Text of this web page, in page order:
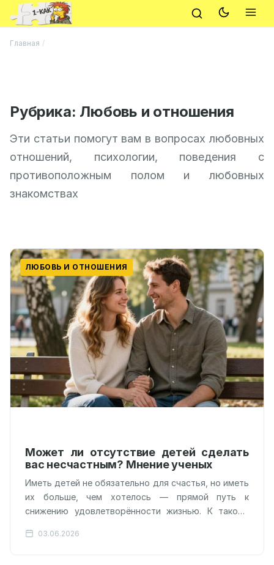
Главная /
Рубрика: Любовь и отношения
Эти статьи помогут вам в вопросах любовных
отношений, психологии, поведения с
противоположным полом и любовных
знакомствах
ЛЮБОВЬ И ОТНОШЕНИЯ
Может ли отсутствие детей сделать
вас несчастным? Мнение ученых
Иметь детей не обязательно для счастья, но иметь
их больше, чем хотелось — прямой путь к
снижению удовлетворённости жизнью. К такому
03.06.2026